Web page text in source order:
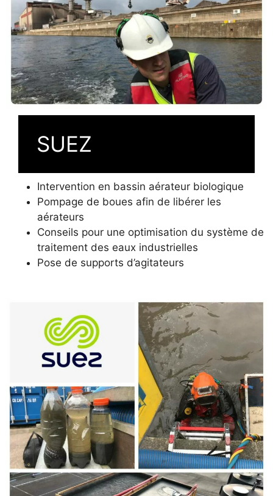
SUEZ
Intervention en bassin aérateur biologique
Pompage de boues afin de libérer les
aérateurs
Conseils pour une optimisation du système de
traitement des eaux industrielles
Pose de supports d’agitateurs